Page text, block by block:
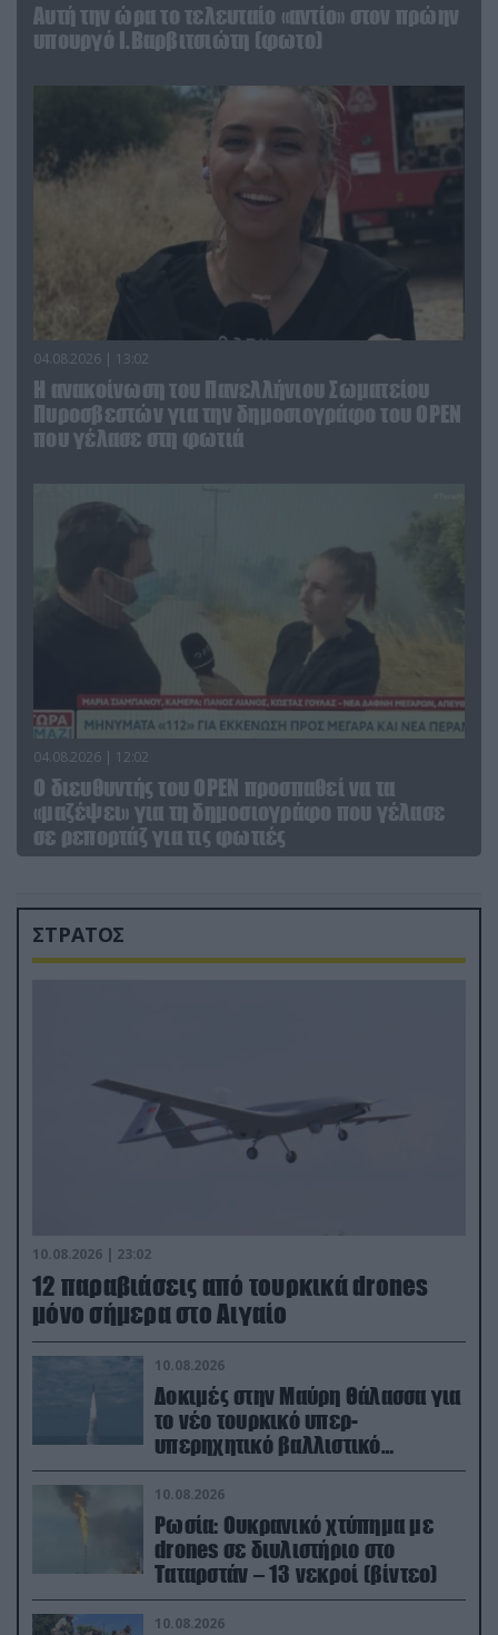
Αυτή την ώρα το τελευταίο «αντίο» στον πρώην
υπουργό Ι.Βαρβιτσιώτη (φωτο)
04.08.2026 | 13:02
Η ανακοίνωση του Πανελλήνιου Σωματείου
Πυροσβεστών για την δημοσιογράφο του OPEN
που γέλασε στη φωτιά
04.08.2026 | 12:02
O διευθυντής του OPEN προσπαθεί να τα
«μαζέψει» για τη δημοσιογράφο που γέλασε
σε ρεπορτάζ για τις φωτιές
ΣΤΡΑΤΟΣ
10.08.2026 | 23:02
12 παραβιάσεις από τουρκικά drones
μόνο σήμερα στο Αιγαίο
10.08.2026
Δοκιμές στην Μαύρη Θάλασσα για
το νέο τουρκικό υπερ-
υπερηχητικό βαλλιστικό
πύραυλο TAYFUN Block-3
10.08.2026
Ρωσία: Ουκρανικό χτύπημα με
drones σε διυλιστήριο στο
Ταταρστάν – 13 νεκροί (βίντεο)
10.08.2026